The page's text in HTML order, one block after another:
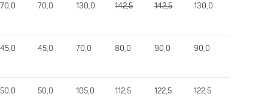
70,0 70,0 130,0 142,5 142,5 130,0
45,0 45,0 70,0 80,0 90,0 90,0
50,0 50,0 105,0 112,5 122,5 122,5